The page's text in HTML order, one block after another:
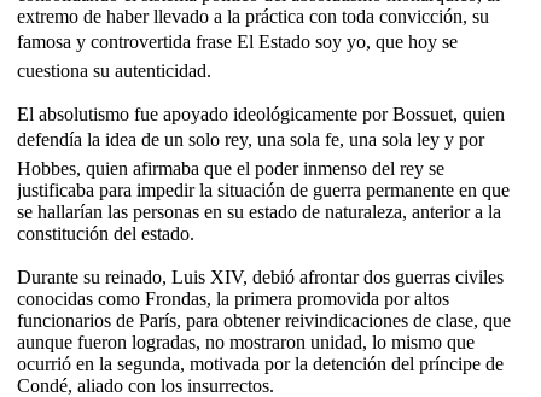
extremo de haber llevado a la práctica con toda convicción, su
famosa y controvertida frase El Estado soy yo, que hoy se
cuestiona su autenticidad.
El absolutismo fue apoyado ideológicamente por Bossuet, quien
defendía la idea de un solo rey, una sola fe, una sola ley y por
Hobbes, quien afirmaba que el poder inmenso del rey se
justificaba para impedir la situación de guerra permanente en que
se hallarían las personas en su estado de naturaleza, anterior a la
constitución del estado.
Durante su reinado, Luis XIV, debió afrontar dos guerras civiles
conocidas como Frondas, la primera promovida por altos
funcionarios de París, para obtener reivindicaciones de clase, que
aunque fueron logradas, no mostraron unidad, lo mismo que
ocurrió en la segunda, motivada por la detención del príncipe de
Condé, aliado con los insurrectos.